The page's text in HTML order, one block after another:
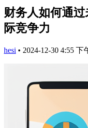
财务人如何通
际竞争力
hesi • 2024-12-30 4:55 下